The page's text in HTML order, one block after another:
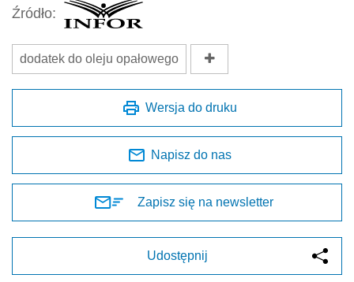
Źródło:
dodatek do oleju opałowego
Wersja do druku
Napisz do nas
Zapisz się na newsletter
Udostępnij